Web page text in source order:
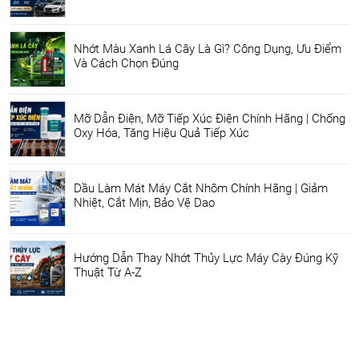
Nhớt Màu Xanh Lá Cây Là Gì? Công Dụng, Ưu Điểm
Và Cách Chọn Đúng
Mỡ Dẫn Điện, Mỡ Tiếp Xúc Điện Chính Hãng | Chống
Oxy Hóa, Tăng Hiệu Quả Tiếp Xúc
Dầu Làm Mát Máy Cắt Nhôm Chính Hãng | Giảm
Nhiệt, Cắt Mịn, Bảo Vệ Dao
Hướng Dẫn Thay Nhớt Thủy Lực Máy Cày Đúng Kỹ
Thuật Từ A-Z